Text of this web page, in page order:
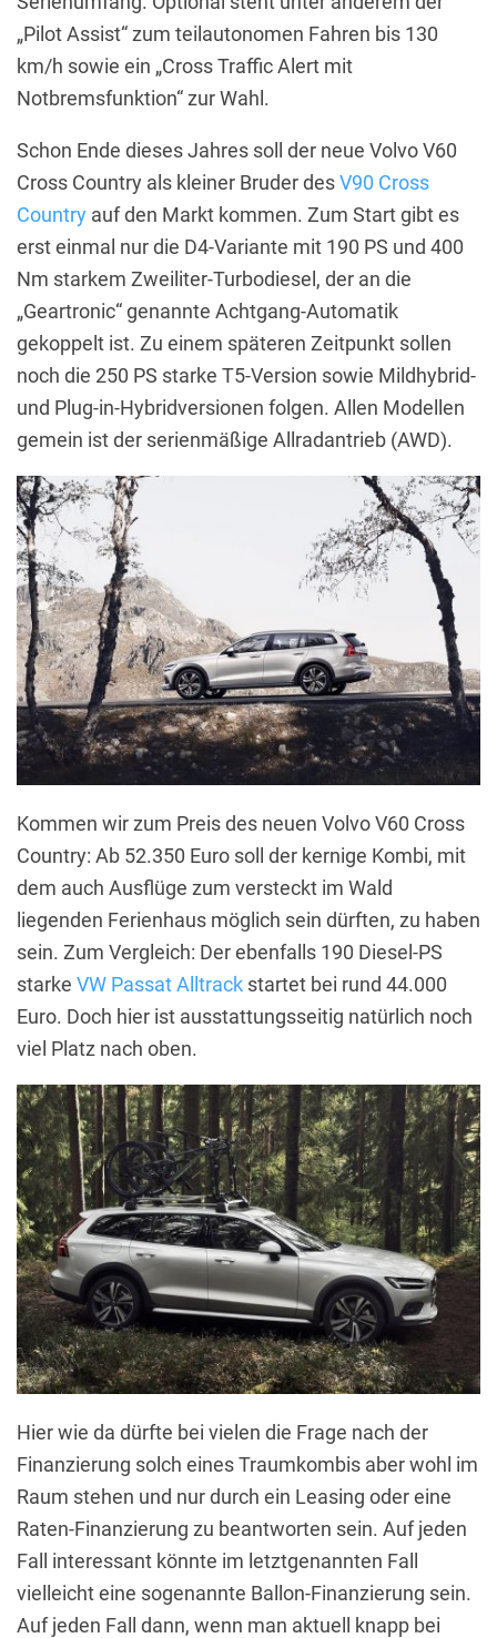
„Pilot Assist“ zum teilautonomen Fahren bis 130
km/h sowie ein „Cross Traffic Alert mit
Notbremsfunktion“ zur Wahl.
Schon Ende dieses Jahres soll der neue Volvo V60
Cross Country als kleiner Bruder desV90 Cross
Country auf den Markt kommen. Zum Start gibt es
erst einmal nur die D4-Variante mit 190 PS und 400
Nm starkem Zweiliter-Turbodiesel, der an die
„Geartronic“ genannte Achtgang-Automatik
gekoppelt ist. Zu einem späteren Zeitpunkt sollen
noch die 250 PS starke T5-Version sowie Mildhybrid-
und Plug-in-Hybridversionen folgen. Allen Modellen
gemein ist der serienmäßige Allradantrieb (AWD).
Kommen wir zum Preis des neuen Volvo V60 Cross
Country: Ab 52.350 Euro soll der kernige Kombi, mit
dem auch Ausflüge zum versteckt im Wald
liegenden Ferienhaus möglich sein dürften, zu haben
sein. Zum Vergleich: Der ebenfalls 190 Diesel-PS
starke VW Passat Alltrack startet bei rund 44.000
Euro. Doch hier ist ausstattungsseitig natürlich noch
viel Platz nach oben.
Hier wie da dürfte bei vielen die Frage nach der
Finanzierung solch eines Traumkombis aber wohl im
Raum stehen und nur durch ein Leasing oder eine
Raten-Finanzierung zu beantworten sein. Auf jeden
Fall interessant könnte im letztgenannten Fall
vielleicht eine sogenannte Ballon-Finanzierung sein.
Auf jeden Fall dann, wenn man aktuell knapp bei